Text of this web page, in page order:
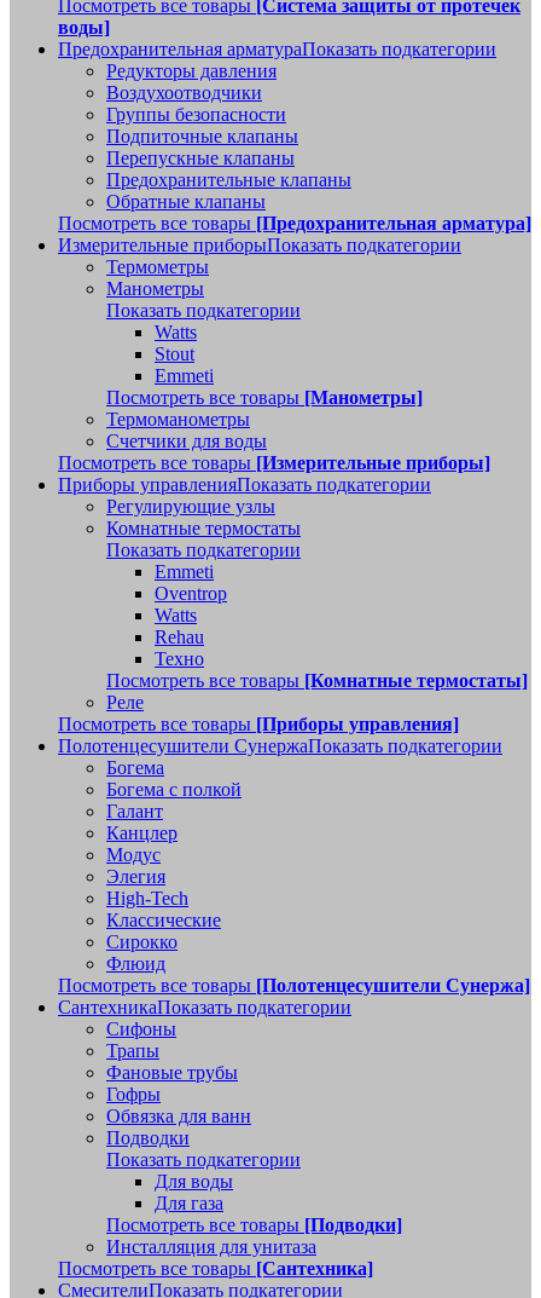
Посмотреть все товары [Система защиты от протечек
воды]
Предохранительная арматураПоказать подкатегории
Редукторы давления
Воздухоотводчики
Группы безопасности
Подпиточные клапаны
Перепускные клапаны
Предохранительные клапаны
Обратные клапаны
Посмотреть все товары [Предохранительная арматура]
Измерительные приборыПоказать подкатегории
Термометры
Манометры
Показать подкатегории
Watts
Stout
Emmeti
Посмотреть все товары [Манометры]
Термоманометры
Счетчики для воды
Посмотреть все товары [Измерительные приборы]
Приборы управленияПоказать подкатегории
Регулирующие узлы
Комнатные термостаты
Показать подкатегории
Emmeti
Oventrop
Watts
Rehau
Техно
Посмотреть все товары [Комнатные термостаты]
Реле
Посмотреть все товары [Приборы управления]
Полотенцесушители СунержаПоказать подкатегории
Богема
Богема с полкой
Галант
Канцлер
Модус
Элегия
High-Tech
Классические
Сирокко
Флюид
Посмотреть все товары [Полотенцесушители Сунержа]
СантехникаПоказать подкатегории
Сифоны
Трапы
Фановые трубы
Гофры
Обвязка для ванн
Подводки
Показать подкатегории
Для воды
Для газа
Посмотреть все товары [Подводки]
Инсталляция для унитаза
Посмотреть все товары [Сантехника]
СмесителиПоказать подкатегории